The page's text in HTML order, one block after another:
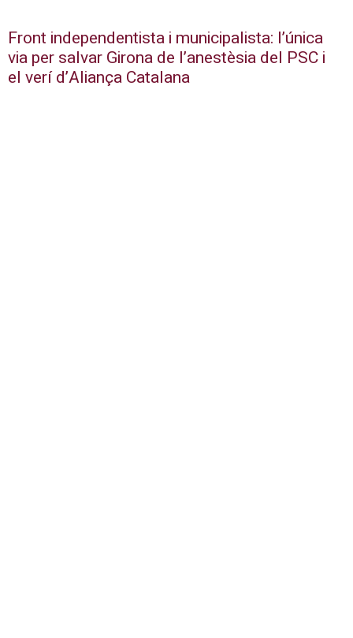
Front independentista i municipalista: l’única
via per salvar Girona de l’anestèsia del PSC i
el verí d’Aliança Catalana